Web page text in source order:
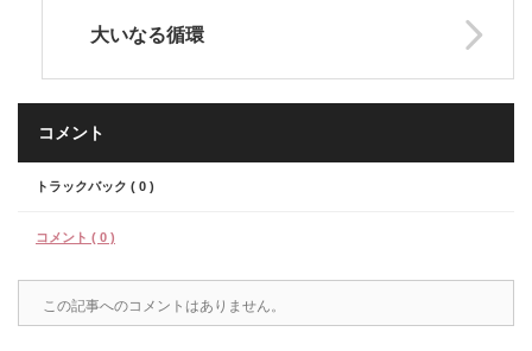
大いなる循環
コメント
トラックバック ( 0 )
コメント ( 0 )
この記事へのコメントはありません。